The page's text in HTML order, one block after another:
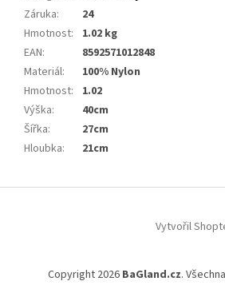
Záruka:
24
Hmotnost:
1.02 kg
EAN:
8592571012848
Materiál:
100% Nylon
Hmotnost:
1.02
Výška:
40cm
Šířka:
27cm
Hloubka: 21cm
Vytvořil
Copyright 2026 BaGland.cz.